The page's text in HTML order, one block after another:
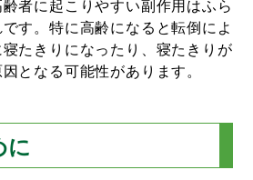
者に起こりやすい副作用はふら
す。特に高齢になると転倒によ
たきりになったり、寝たきりが
となる可能性があります。
に